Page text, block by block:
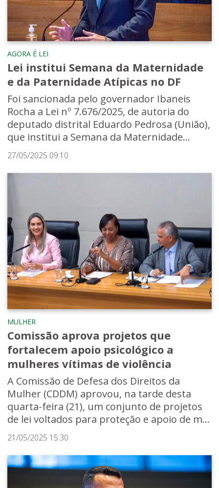
AGORA É LEI
Lei institui Semana da Maternidade
e da Paternidade Atípicas no DF
Foi sancionada pelo governador Ibaneis
Rocha a Lei nº 7.676/2025, de autoria do
deputado distrital Eduardo Pedrosa (União),
que institui a Semana da Maternidade...
27/05/2025 09:10
MULHER
Comissão aprova projetos que
fortalecem apoio psicológico a
mulheres vítimas de violência
A Comissão de Defesa dos Direitos da
Mulher (CDDM) aprovou, na tarde desta
quarta-feira (21), um conjunto de projetos
de lei voltados para proteção e apoio de m...
21/05/2025 15:30